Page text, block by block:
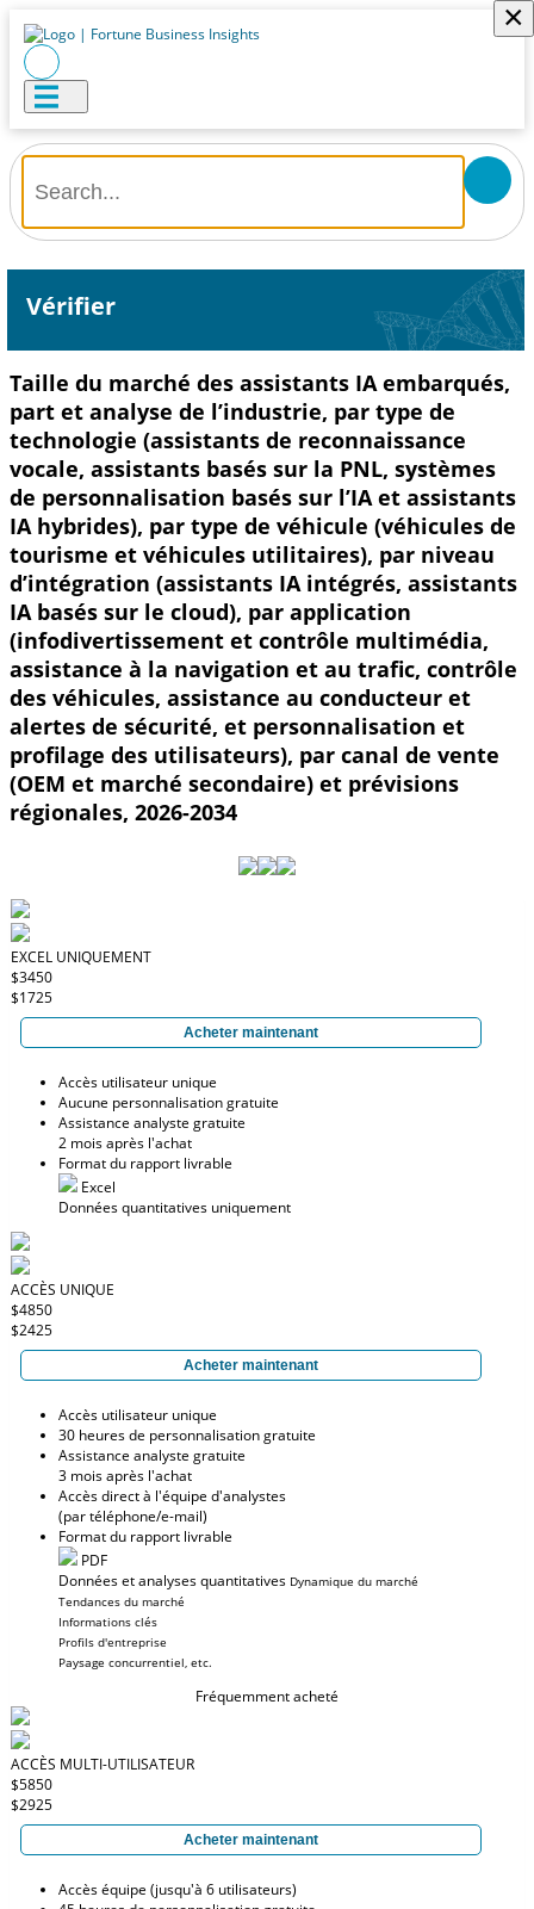
×
Vérifier
Taille du marché des assistants IA embarqués,
part et analyse de l’industrie, par type de
technologie (assistants de reconnaissance
vocale, assistants basés sur la PNL, systèmes
de personnalisation basés sur l’IA et assistants
IA hybrides), par type de véhicule (véhicules de
tourisme et véhicules utilitaires), par niveau
d’intégration (assistants IA intégrés, assistants
IA basés sur le cloud), par application
(infodivertissement et contrôle multimédia,
assistance à la navigation et au trafic, contrôle
des véhicules, assistance au conducteur et
alertes de sécurité, et personnalisation et
profilage des utilisateurs), par canal de vente
(OEM et marché secondaire) et prévisions
régionales, 2026-2034
EXCEL UNIQUEMENT
$3450
$1725
Acheter maintenant
Accès utilisateur unique
Aucune personnalisation gratuite
Assistance analyste gratuite
2 mois après l'achat
Format du rapport livrable
Excel
Données quantitatives uniquement
ACCÈS UNIQUE
$4850
$2425
Acheter maintenant
Accès utilisateur unique
30 heures de personnalisation gratuite
Assistance analyste gratuite
3 mois après l'achat
Accès direct à l'équipe d'analystes
(par téléphone/e-mail)
Format du rapport livrable
PDF
Données et analyses quantitatives Dynamique du marché
Tendances du marché
Informations clés
Profils d'entreprise
Paysage concurrentiel, etc.
Fréquemment acheté
ACCÈS MULTI-UTILISATEUR
$5850
$2925
Acheter maintenant
Accès équipe (jusqu'à 6 utilisateurs)